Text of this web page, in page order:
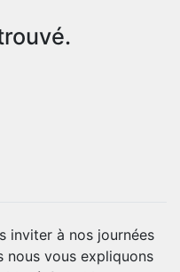
inviter à nos journées
nous vous expliquons